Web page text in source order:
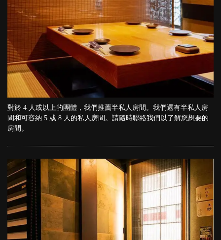
對於 4 人或以上的團體，我們推薦半私人房間。我們還有半私人房
間和可容納 5 或 8 人的私人房間。請隨時聯絡我們以了解您想要的
房間。